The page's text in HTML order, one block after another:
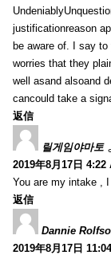
justificationreason
be aware of. I say
worries that they
well asand alsoand
cancould take a
返信
릴게임야마토
2019年8月17日 4:22
You are my intake ,
返信
Dannie
2019年8月17日